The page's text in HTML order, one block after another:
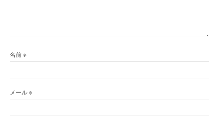
名前※
メール※